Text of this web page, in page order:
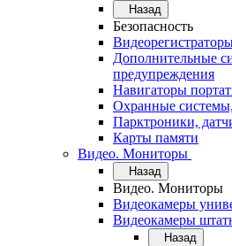
Назад
Безопасность
Дополнительные
предупреждения
Навигаторы
Охранные
Парктроники,
Карты памяти
Видео. Мониторы
Назад
Видео. Мониторы
Видеокамеры
Видеокамеры
Назад